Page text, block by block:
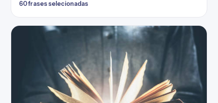
60 frases selecionadas